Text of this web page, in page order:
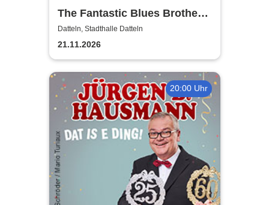
The Fantastic Blues Brothers
Band - On a mission from
God Tour 2027
Datteln, Stadthalle Datteln
21.11.2026
20:00 Uhr